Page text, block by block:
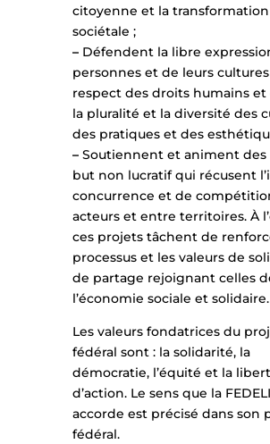
citoyenne et la transformation
sociétale ;
–Défendent la libre
personnes et de leurs
respect des droits humains et
la pluralité et la diversité des
des pratiques et des
–Soutiennent et animent des
but non lucratif qui récusent
concurrence et de
acteurs et entre territoires. À
ces projets tâchent de
processus et les valeurs de
de partage rejoignant celles
l’économie sociale et solidaire.
Les valeurs fondatrices du
fédéral sont : la solidarité, la
démocratie, l’équité et la
d’action. Le sens que la
accorde est précisé dans son
fédéral.